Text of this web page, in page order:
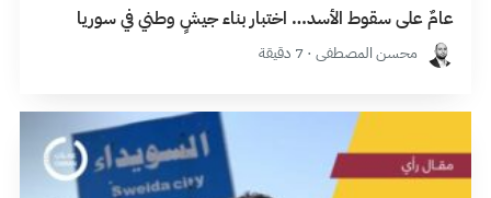
عامٌ على سقوط الأسد… اختبار بناء جيشٍ وطني في سوريا
محسن المصطفى · 7 دقيقة